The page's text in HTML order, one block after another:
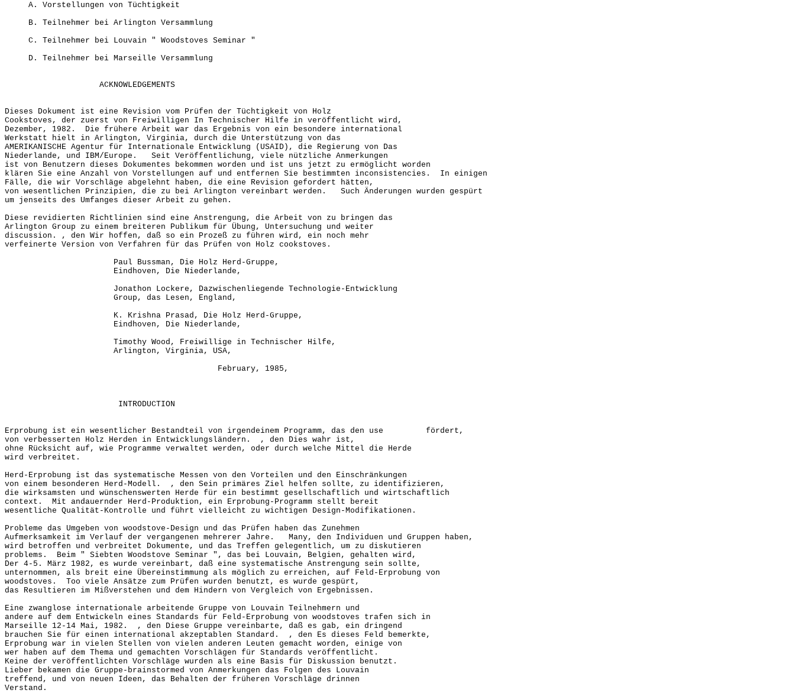
A. Vorstellungen von Tüchtigkeit
B. Teilnehmer bei Arlington Versammlung
C. Teilnehmer bei Louvain " Woodstoves Seminar "
D. Teilnehmer bei Marseille Versammlung
ACKNOWLEDGEMENTS
Dieses Dokument ist eine Revision vom Prüfen der Tüchtigkeit von Holz
Cookstoves, der zuerst von Freiwilligen In Technischer Hilfe in veröffentlicht wird,
Dezember, 1982. Die frühere Arbeit war das Ergebnis von ein besondere international
Werkstatt hielt in Arlington, Virginia, durch die Unterstützung von das
AMERIKANISCHE Agentur für Internationale Entwicklung (USAID), die Regierung von Das
Niederlande, und IBM/Europe. Seit Veröffentlichung, viele nützliche Anmerkungen
ist von Benutzern dieses Dokumentes bekommen worden und ist uns jetzt zu ermöglicht worden
klären Sie eine Anzahl von Vorstellungen auf und entfernen Sie bestimmten inconsistencies. In einigen
Fälle, die wir Vorschläge abgelehnt haben, die eine Revision gefordert hätten,
von wesentlichen Prinzipien, die zu bei Arlington vereinbart werden. Such Änderungen wurden gespürt
um jenseits des Umfanges dieser Arbeit zu gehen.
Diese revidierten Richtlinien sind eine Anstrengung, die Arbeit von zu bringen das
Arlington Group zu einem breiteren Publikum für Übung, Untersuchung und weiter
discussion. , den Wir hoffen, daß so ein Prozeß zu führen wird, ein noch mehr
verfeinerte Version von Verfahren für das Prüfen von Holz cookstoves.
Paul Bussman, Die Holz Herd-Gruppe,
Eindhoven, Die Niederlande,
Jonathon Lockere, Dazwischenliegende Technologie-Entwicklung
Group, das Lesen, England,
K. Krishna Prasad, Die Holz Herd-Gruppe,
Eindhoven, Die Niederlande,
Timothy Wood, Freiwillige in Technischer Hilfe,
Arlington, Virginia, USA,
February, 1985,
INTRODUCTION
Erprobung ist ein wesentlicher Bestandteil von irgendeinem Programm, das den use fördert,
von verbesserten Holz Herden in Entwicklungsländern. , den Dies wahr ist,
ohne Rücksicht auf, wie Programme verwaltet werden, oder durch welche Mittel die Herde
wird verbreitet.
Herd-Erprobung ist das systematische Messen von den Vorteilen und den Einschränkungen
von einem besonderen Herd-Modell. , den Sein primäres Ziel helfen sollte, zu identifizieren,
die wirksamsten und wünschenswerten Herde für ein bestimmt gesellschaftlich und wirtschaftlich
context. Mit andauernder Herd-Produktion, ein Erprobung-Programm stellt bereit
wesentliche Qualität-Kontrolle und führt vielleicht zu wichtigen Design-Modifikationen.
Probleme das Umgeben von woodstove-Design und das Prüfen haben das Zunehmen
Aufmerksamkeit im Verlauf der vergangenen mehrerer Jahre. Many, den Individuen und Gruppen haben,
wird betroffen und verbreitet Dokumente, und das Treffen gelegentlich, um zu diskutieren
problems. Beim " Siebten Woodstove Seminar ", das bei Louvain, Belgien, gehalten wird,
Der 4-5. März 1982, es wurde vereinbart, daß eine systematische Anstrengung sein sollte,
unternommen, als breit eine Übereinstimmung als möglich zu erreichen, auf Feld-Erprobung von
woodstoves. Too viele Ansätze zum Prüfen wurden benutzt, es wurde gespürt,
das Resultieren im Mißverstehen und dem Hindern von Vergleich von Ergebnissen.
Eine zwanglose internationale arbeitende Gruppe von Louvain Teilnehmern und
andere auf dem Entwickeln eines Standards für Feld-Erprobung von woodstoves trafen sich in
Marseille 12-14 Mai, 1982. , den Diese Gruppe vereinbarte, daß es gab, ein dringend
brauchen Sie für einen international akzeptablen Standard. , den Es dieses Feld bemerkte,
Erprobung war in vielen Stellen von vielen anderen Leuten gemacht worden, einige von
wer haben auf dem Thema und gemachten Vorschlägen für Standards veröffentlicht.
Keine der veröffentlichten Vorschläge wurden als eine Basis für Diskussion benutzt.
Lieber bekamen die Gruppe-brainstormed von Anmerkungen das Folgen des Louvain
treffend, und von neuen Ideen, das Behalten der früheren Vorschläge drinnen
Verstand.